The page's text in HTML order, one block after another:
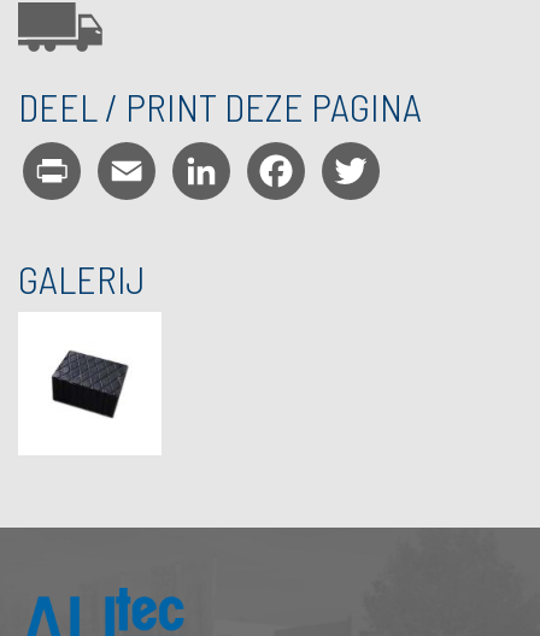
DEEL / PRINT DEZE PAGINA
Print Email LinkedInFacebook
GALERIJ